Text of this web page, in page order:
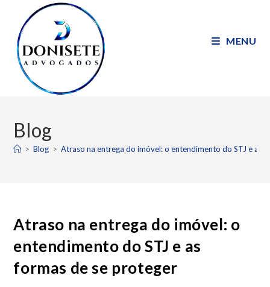
MENU
Blog
> Blog > Atraso na entrega do imóvel: o entendimento do STJ e as
Atraso na entrega do imóvel: o
entendimento do STJ e as
formas de se proteger